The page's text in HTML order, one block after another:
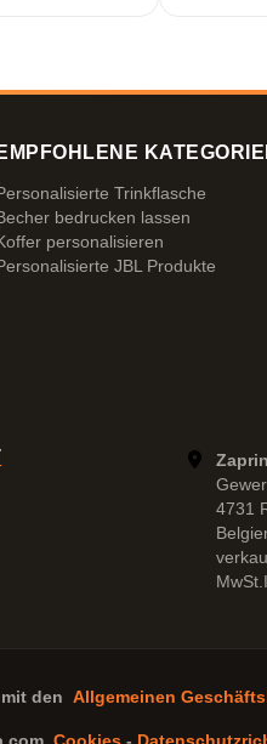
EMPFOHLENE
Trinkflasche
bedrucken lassen
personalisieren
JBL Produkte
4731
den Allgemeinen